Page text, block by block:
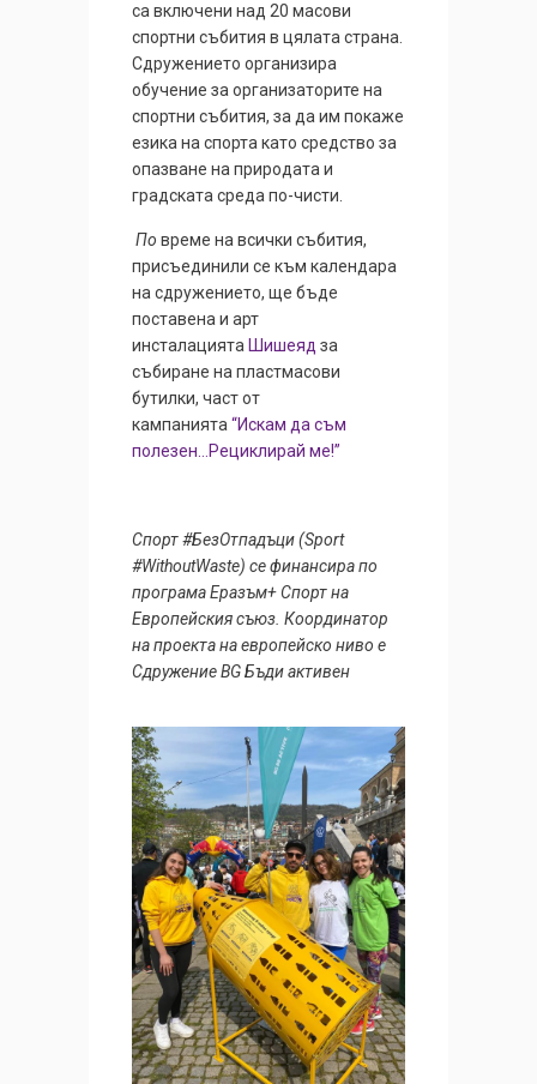
са включени над 20 масови
спортни събития в цялата страна.
Сдружението организира
обучение за организаторите на
спортни събития, за да им покаже
езика на спорта като средство за
опазване на природата и
градската среда по-чисти.
По време на всички събития,
присъединили се към календара
на сдружението, ще бъде
поставена и арт
инсталацията Шишеяд за
събиране на пластмасови
бутилки, част от
кампанията “Искам да съм
полезен…Рециклирай ме!”
Спорт #БезОтпадъци (Sport
#WithoutWaste) се финансира по
програма Еразъм+ Спорт на
Европейския съюз. Координатор
на проекта на европейско ниво е
Сдружение BG Бъди активен